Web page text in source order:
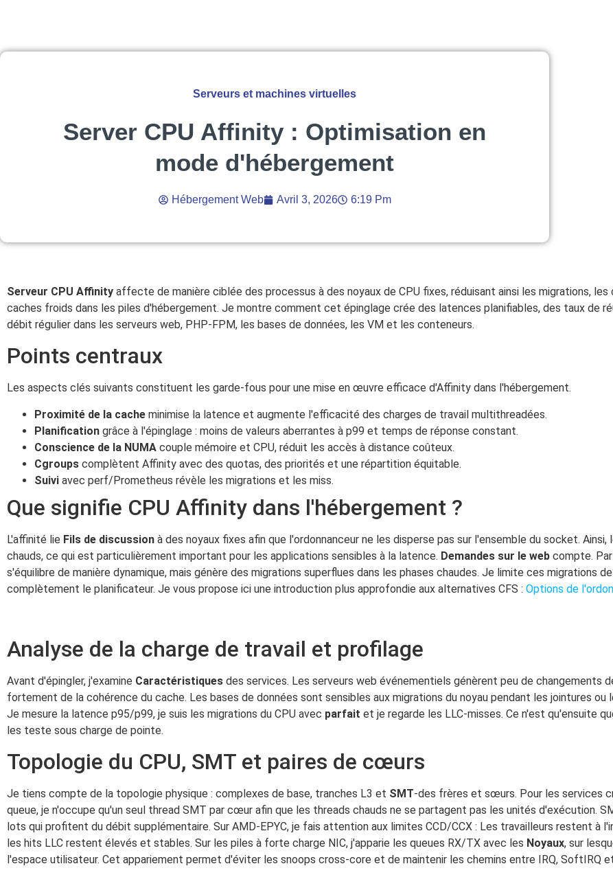
Serveurs et machines virtuelles
Server CPU Affinity : Optimisation en
mode d'hébergement
Hébergement Web Avril 3, 2026 6:19 Pm
Serveur CPU Affinity affecte de manière ciblée des processus à des noyaux de CPU fixes, réduisant ainsi les migrations,
caches froids dans les piles d'hébergement. Je montre comment cet épinglage crée des latences planifiables, des taux de
débit régulier dans les serveurs web, PHP-FPM, les bases de données, les VM et les conteneurs.
Points centraux
Les aspects clés suivants constituent les garde-fous pour une mise en œuvre efficace d'Affinity dans l'hébergement.
Proximité de la cache minimise la latence et augmente l'efficacité des charges de travail multithreadées.
Planification grâce à l'épinglage : moins de valeurs aberrantes à p99 et temps de réponse constant.
Conscience de la NUMA couple mémoire et CPU, réduit les accès à distance coûteux.
Cgroups complètent Affinity avec des quotas, des priorités et une répartition équitable.
Suivi avec perf/Prometheus révèle les migrations et les miss.
Que signifie CPU Affinity dans l'hébergement ?
L'affinité lie Fils de discussion à des noyaux fixes afin que l'ordonnanceur ne les disperse pas sur l'ensemble du socket.
chauds, ce qui est particulièrement important pour les applications sensibles à la latence. Demandes sur le web compte.
s'équilibre de manière dynamique, mais génère des migrations superflues dans les phases chaudes. Je limite ces migrations
complètement le planificateur. Je vous propose ici une introduction plus approfondie aux alternatives CFS : Options de
Analyse de la charge de travail et profilage
Avant d'épingler, j'examine Caractéristiques des services. Les serveurs web événementiels génèrent peu de changements
fortement de la cohérence du cache. Les bases de données sont sensibles aux migrations du noyau pendant les jointures
Je mesure la latence p95/p99, je suis les migrations du CPU avec parfait et je regarde les LLC-misses. Ce n'est qu'ensuite
les teste sous charge de pointe.
Topologie du CPU, SMT et paires de cœurs
Je tiens compte de la topologie physique : complexes de base, tranches L3 et SMT-des frères et sœurs. Pour les services
queue, je n'occupe qu'un seul thread SMT par cœur afin que les threads chauds ne se partagent pas les unités d'exécution.
lots qui profitent du débit supplémentaire. Sur AMD-EPYC, je fais attention aux limites CCD/CCX : Les travailleurs restent à
les hits LLC restent élevés et stables. Sur les piles à forte charge NIC, j'apparie les queues RX/TX avec les Noyaux, sur
l'espace utilisateur. Cet appariement permet d'éviter les snoops cross-core et de maintenir les chemins entre IRQ, SoftIRQ